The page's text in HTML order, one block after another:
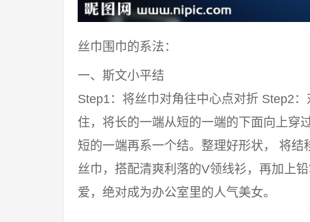
丝巾围巾的系法：
一、斯文小平结
Step1：将丝巾对角往中心点对折 Step2
住，将长的一端从短的一端的下面向上穿
短的一端再系一个结。整理好形状， 将
丝巾，搭配清爽利落的V领线衫，再加上
爱，绝对成为办公室里的人气美女。